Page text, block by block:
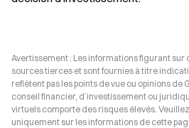
Avertissement : Les informations figurant sur
sources tierces et sont fournies à titre
reflètent pas les points de vue ou opinions de
conseil financier, d’investissement ou
virtuels comporte des risques élevés.
uniquement sur les informations de cette